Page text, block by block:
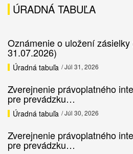
ÚRADNÁ TABUĽA
Oznámenie o uložení
31.07.2026)
Úradná tabuľa / Júl 31, 2026
Zverejnenie právoplatného
pre prevádzku…
Úradná tabuľa / Júl 30, 2026
Zverejnenie právoplatného
pre prevádzku…